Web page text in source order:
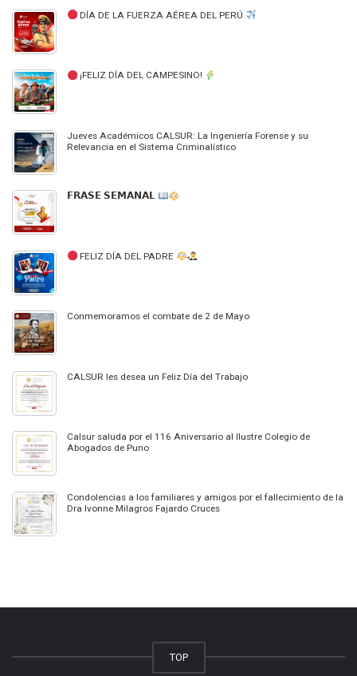
DÍA DE LA FUERZA AÉREA DEL PERÚ
¡FELIZ DÍA DEL CAMPESINO!
Jueves Académicos CALSUR: La Ingeniería Forense y su
Relevancia en el Sistema Criminalístico
𝗙𝗥𝗔𝗦𝗘 𝗦𝗘𝗠𝗔𝗡𝗔𝗟
FELIZ DÍA DEL PADRE
Conmemoramos el combate de 2 de Mayo
CALSUR les desea un Feliz Día del Trabajo
Calsur saluda por el 116 Aniversario al Ilustre Colegio de
Abogados de Puno
Condolencias a los familiares y amigos por el fallecimiento de la
Dra Ivonne Milagros Fajardo Cruces
TOP